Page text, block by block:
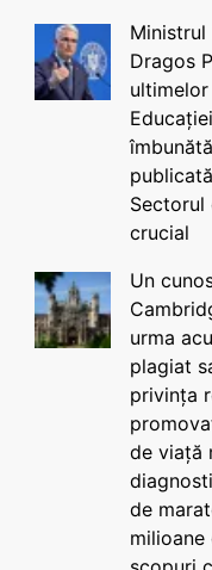
Ministrul
Dragos
Sectorul
crucial
Un
urma
plagiat
privința
de viață
de
milioane